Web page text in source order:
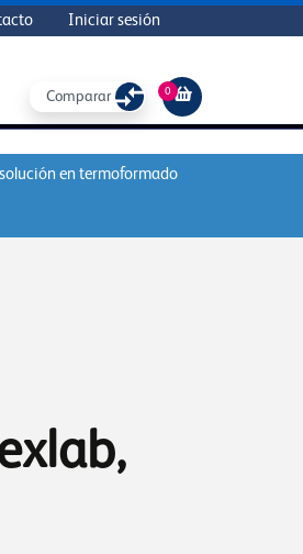
Iniciar sesión
Comparar 0
en termoformado